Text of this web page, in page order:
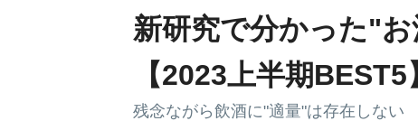
新研究で分かった"
【2023上半期BEST5
残念ながら飲酒に"適量"は存在しない